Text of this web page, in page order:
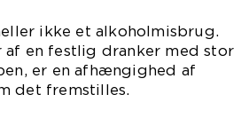
ikke et alkoholmisbrug.
af en festlig dranker med stor
er en afhængighed af
det fremstilles.